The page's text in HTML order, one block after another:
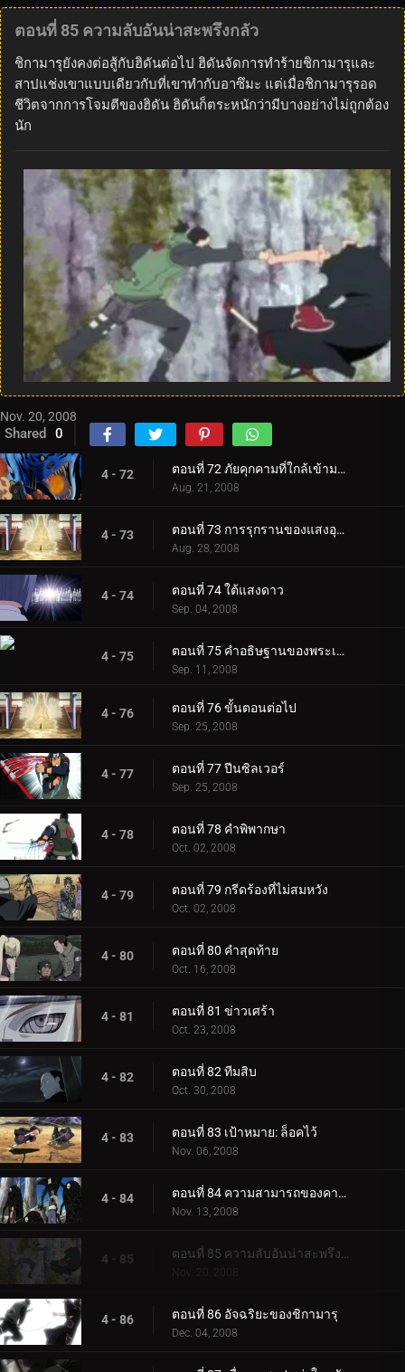
ตอนที่ 85 ความลับอันน่าสะพรึงกลัว
ชิกามารุยังคงต่อสู้กับฮิดันต่อไป ฮิดันจัดการทำร้ายชิกามารุและ
สาปแช่งเขาแบบเดียวกับที่เขาทำกับอาซึมะ แต่เมื่อชิกามารุรอด
ชีวิตจากการโจมตีของฮิดัน ฮิดันก็ตระหนักว่ามีบางอย่างไม่ถูกต้อง
นัก
Nov. 20, 2008
Shared 0
4 - 72 ตอนที่ 72 ภัยคุกคามที่ใกล้เข้ามาอย่างเงียบ ๆ
Aug. 21, 2008
4 - 73 ตอนที่ 73 การรุกรานของแสงอุษา
Aug. 28, 2008
4 - 74 ตอนที่ 74 ใต้แสงดาว
Sep. 04, 2008
4 - 75 ตอนที่ 75 คำอธิษฐานของพระเฒ่า
Sep. 11, 2008
4 - 76 ตอนที่ 76 ขั้นตอนต่อไป
Sep. 25, 2008
4 - 77 ตอนที่ 77 ปีนซิลเวอร์
Sep. 25, 2008
4 - 78 ตอนที่ 78 คำพิพากษา
Oct. 02, 2008
4 - 79 ตอนที่ 79 กรีดร้องที่ไม่สมหวัง
Oct. 02, 2008
4 - 80 ตอนที่ 80 คำสุดท้าย
Oct. 16, 2008
4 - 81 ตอนที่ 81 ข่าวเศร้า
Oct. 23, 2008
4 - 82 ตอนที่ 82 ทีมสิบ
Oct. 30, 2008
4 - 83 ตอนที่ 83 เป้าหมาย: ล็อคไว้
Nov. 06, 2008
4 - 84 ตอนที่ 84 ความสามารถของคาคุซึ
Nov. 13, 2008
4 - 85
Nov. 20, 2008
4 - 86 ตอนที่ 86 อัจฉริยะของชิกามารุ
Dec. 04, 2008